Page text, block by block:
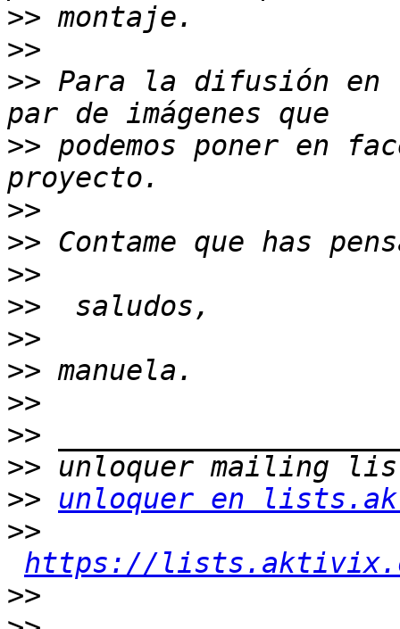
>>
>>
>> Para la difusión en
>> podemos poner en
>>
>>
>>
>>
>>
>>
>>
>>
>>
>>
unloquer en
>>
https://
>>